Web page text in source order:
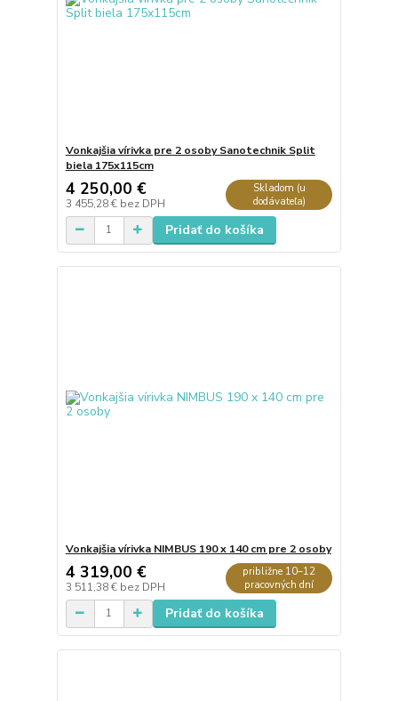
Vonkajšia vírivka pre 2 osoby Sanotechnik Split
biela 175x115cm
4 250,00 €
3 455,28 € bez DPH
Skladom (u
dodávateľa)
Pridať do košíka
Vonkajšia vírivka NIMBUS 190 x 140 cm pre 2 osoby
4 319,00 €
3 511,38 € bez DPH
približne 10–12
pracovných dní
Pridať do košíka